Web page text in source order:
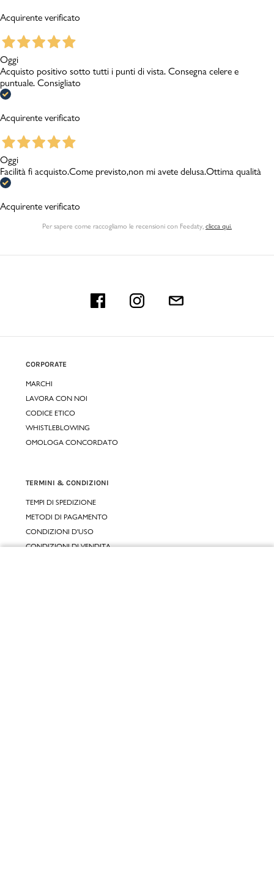
Acquirente verificato
Oggi
Acquisto positivo sotto tutti i punti di vista. Consegna celere e
puntuale. Consigliato
Acquirente verificato
Oggi
Facilità fi acquisto.Come previsto,non mi avete delusa.Ottima qualità
Acquirente verificato
Per sapere come raccogliamo le recensioni con Feedaty, clicca qui.
CORPORATE
MARCHI
LAVORA CON NOI
CODICE ETICO
WHISTLEBLOWING
OMOLOGA CONCORDATO
TERMINI & CONDIZIONI
TEMPI DI SPEDIZIONE
METODI DI PAGAMENTO
CONDIZIONI D'USO
CONDIZIONI DI VENDITA